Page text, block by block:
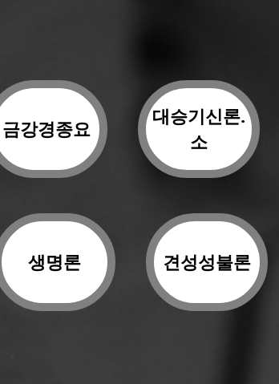
금강경종요
대승기신론.
소
생명론 견성성불론